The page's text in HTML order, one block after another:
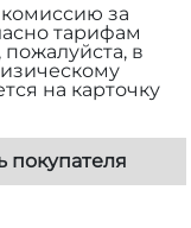
за
тарифам
в
на карточку
покупателя